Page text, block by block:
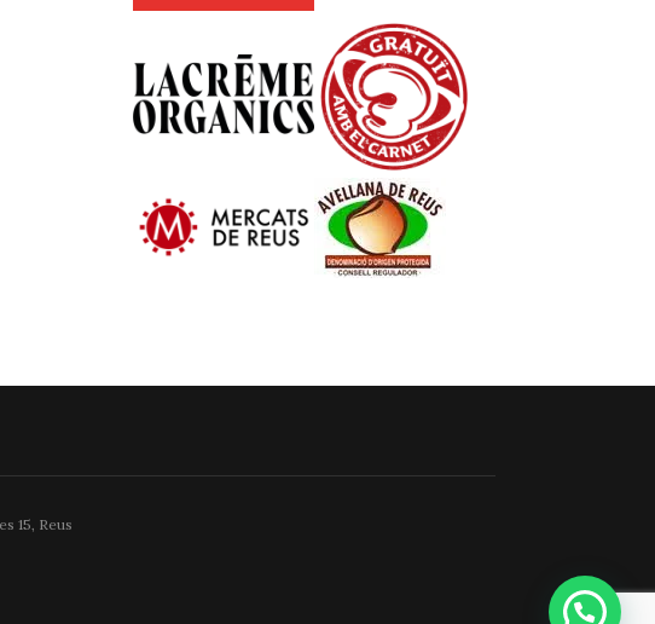
15, Reus